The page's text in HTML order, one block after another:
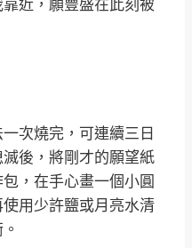
近，願豐盛在此刻被
次燒完，可連續三日
後，將剛才的願望紙
，在手心畫一個小圓
用少許鹽或月亮水清